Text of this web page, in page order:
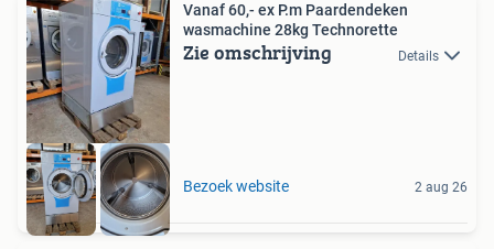
Vanaf 60,- ex P.m Paardendeken
wasmachine 28kg Technorette
Zie omschrijving Details
Bezoek website 2 aug 26